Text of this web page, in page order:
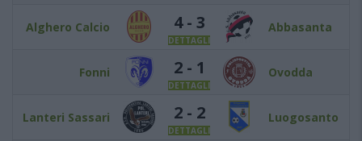
Alghero Calcio 4 - 3
DETTAGLI
Abbasanta
Fonni 2 - 1
DETTAGLI
Ovodda
Lanteri Sassari 2 - 2
DETTAGLI
Luogosanto